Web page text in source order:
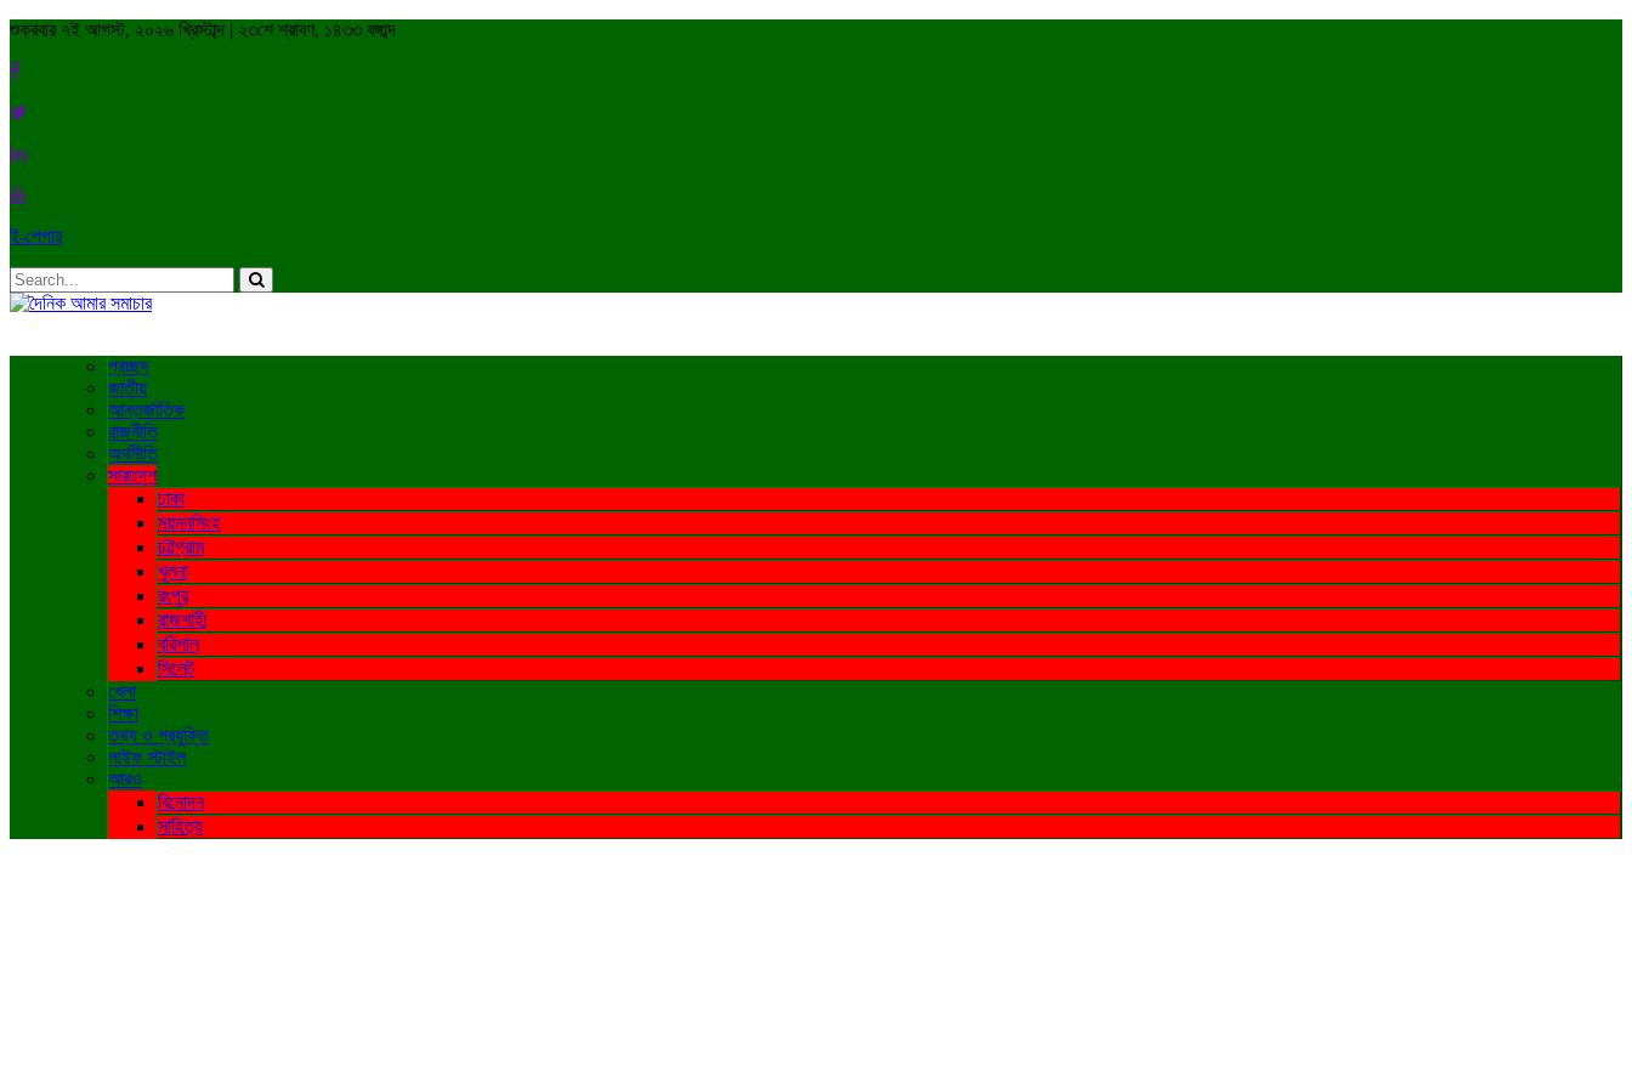
শুক্রবার ৭ই আগস্ট, ২০২৬ খ্রিস্টাব্দ | ২৩শে শ্রাবণ, ১৪৩৩ বঙ্গাব্দ
ই-পেপার
প্রচ্ছদ
জাতীয়
আন্তর্জাতিক
রাজনীতি
অর্থনীতি
সারাদেশ
ঢাকা
ময়মনসিংহ
চট্টগ্রাম
খুলনা
রংপুর
রাজশাহী
বরিশাল
সিলেট
খেলা
শিক্ষা
তথ্য ও প্রযুক্তি
লাইফ স্টাইল
আরও
বিনোদন
সাহিত্য